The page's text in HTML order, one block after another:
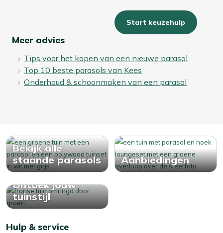
Start keuzehulp
Meer advies
Tips voor het kopen van een nieuwe parasol
Top 10 beste parasols van Kees
Onderhoud & schoonmaken van een parasol
Bekijk alle
staande parasols
Aanbiedingen
Ontdek jouw
tuinstijl
Hulp & service